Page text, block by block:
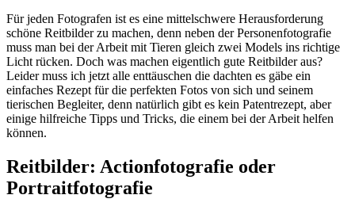
Für jeden Fotografen ist es eine mittelschwere Herausforderung
schöne Reitbilder zu machen, denn neben der Personenfotografie
muss man bei der Arbeit mit Tieren gleich zwei Models ins richtige
Licht rücken. Doch was machen eigentlich gute Reitbilder aus?
Leider muss ich jetzt alle enttäuschen die dachten es gäbe ein
einfaches Rezept für die perfekten Fotos von sich und seinem
tierischen Begleiter, denn natürlich gibt es kein Patentrezept, aber
einige hilfreiche Tipps und Tricks, die einem bei der Arbeit helfen
können.
Reitbilder: Actionfotografie oder
Portraitfotografie